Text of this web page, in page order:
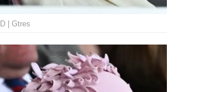
| Gtres